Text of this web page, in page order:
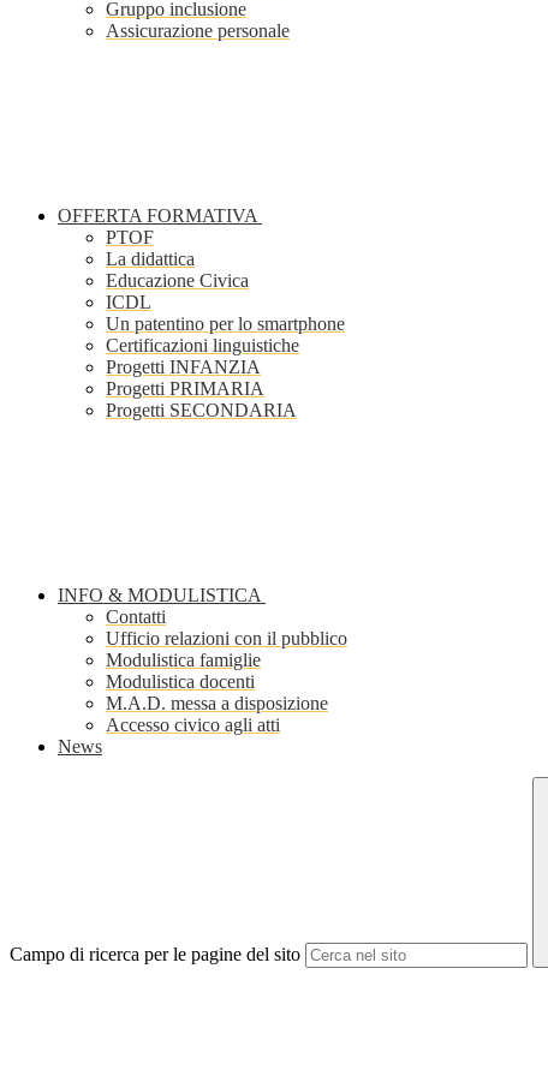
Gruppo inclusione
Assicurazione personale
OFFERTA FORMATIVA
PTOF
La didattica
Educazione Civica
ICDL
Un patentino per lo smartphone
Certificazioni linguistiche
Progetti INFANZIA
Progetti PRIMARIA
Progetti SECONDARIA
INFO & MODULISTICA
Contatti
Ufficio relazioni con il pubblico
Modulistica famiglie
Modulistica docenti
M.A.D. messa a disposizione
Accesso civico agli atti
News
Campo di ricerca per le pagine del sito